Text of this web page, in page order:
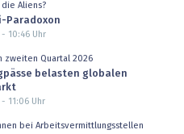
Aliens?
Paradoxon
- 10:46Uhr
zweiten Quartal 2026
belasten globalen
11:06Uhr
bei Arbeitsvermittlungsstellen